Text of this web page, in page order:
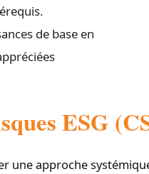
de base en
ESG
une approche